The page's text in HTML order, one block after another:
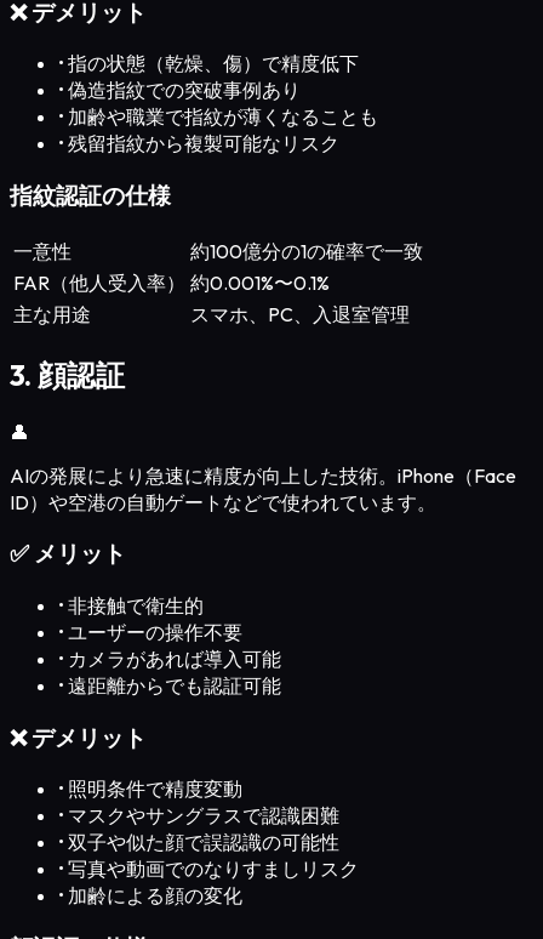
❌ デメリット
• 指の状態（乾燥、傷）で精度低下
• 偽造指紋での突破事例あり
• 加齢や職業で指紋が薄くなることも
• 残留指紋から複製可能なリスク
指紋認証の仕様
一意性
約100億分の1の確率で一致
FAR（他人受入率）
約0.001%〜0.1%
主な用途
スマホ、PC、入退室管理
3. 顔認証
👤
AIの発展により急速に精度が向上した技術。iPhone（Face
ID）や空港の自動ゲートなどで使われています。
✅ メリット
• 非接触で衛生的
• ユーザーの操作不要
• カメラがあれば導入可能
• 遠距離からでも認証可能
❌ デメリット
• 照明条件で精度変動
• マスクやサングラスで認識困難
• 双子や似た顔で誤認識の可能性
• 写真や動画でのなりすましリスク
• 加齢による顔の変化